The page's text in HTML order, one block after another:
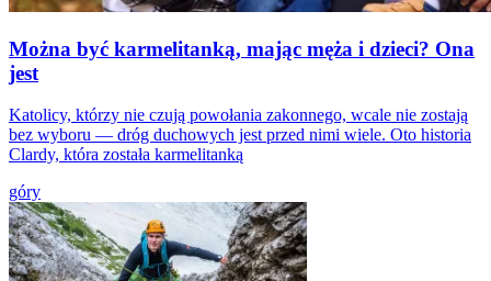
Można być karmelitanką, mając męża i dzieci? Ona
jest
Katolicy, którzy nie czują powołania zakonnego, wcale nie zostają
bez wyboru — dróg duchowych jest przed nimi wiele. Oto historia
Clardy, która została karmelitanką
góry